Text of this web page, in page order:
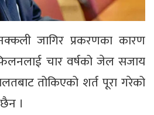
जागिर प्रकरणका कारण
फिलनलाई चार वर्षको जेल सजाय
तोकिएको शर्त पूरा गरेको
।